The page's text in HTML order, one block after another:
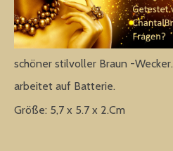
schöner stilvoller Braun -Wecker.
arbeitet auf Batterie.
Größe: 5,7 x 5.7 x 2.Cm